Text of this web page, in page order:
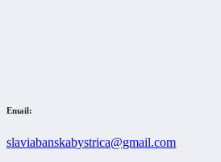
Email:
slaviabanskabystrica@gmail.com